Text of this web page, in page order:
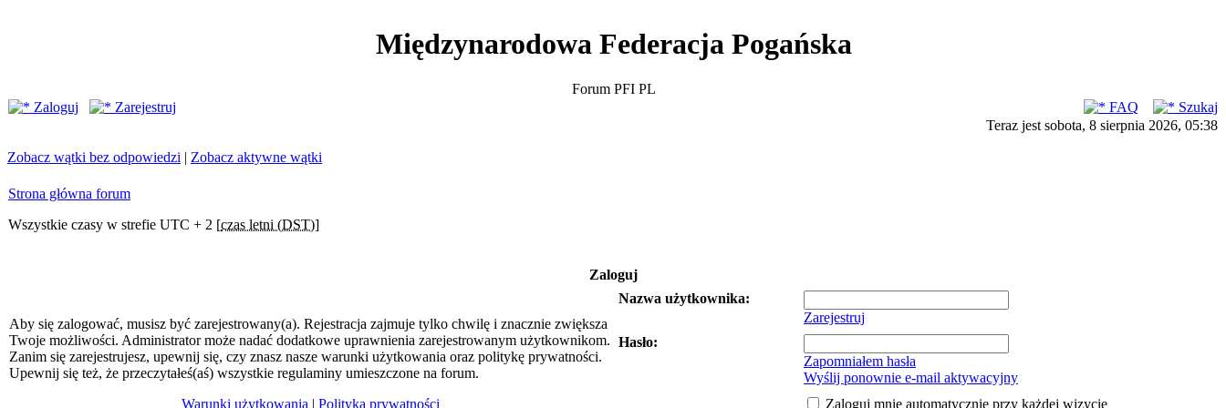
Międzynarodowa Federacja Pogańska
Forum PFI PL
Zaloguj
Zarejestruj FAQ
Szukaj
Teraz jest sobota, 8 sierpnia 2026, 05:38
Zobacz wątki bez odpowiedzi | Zobacz aktywne wątki
Strona główna forum
Wszystkie czasy w strefie UTC + 2 [czas letni (DST)]
Zaloguj
Aby się zalogować, musisz być zarejestrowany(a). Rejestracja zajmuje tylko chwilę i znacznie zwiększa
Twoje możliwości. Administrator może nadać dodatkowe uprawnienia zarejestrowanym użytkownikom.
Zanim się zarejestrujesz, upewnij się, czy znasz nasze warunki użytkowania oraz politykę prywatności.
Upewnij się też, że przeczytałeś(aś) wszystkie regulaminy umieszczone na forum.
Warunki użytkowania | Polityka prywatności
Nazwa użytkownika:
Zarejestruj
Hasło:
Zapomniałem hasła
Wyślij ponownie e-mail aktywacyjny
Zaloguj mnie automatycznie przy każdej wizycie